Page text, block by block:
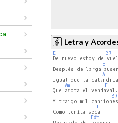
Letra y
E
B7
De nuevo estoy de
E
Después de larga
A
Igual que la calandria
Am
E
Que azota el vendaval.
B7
Y traigo mil canciones
E
Como leñita seca:
F#m